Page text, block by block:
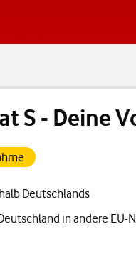
S - Deine
Deutschlands
in andere EU-